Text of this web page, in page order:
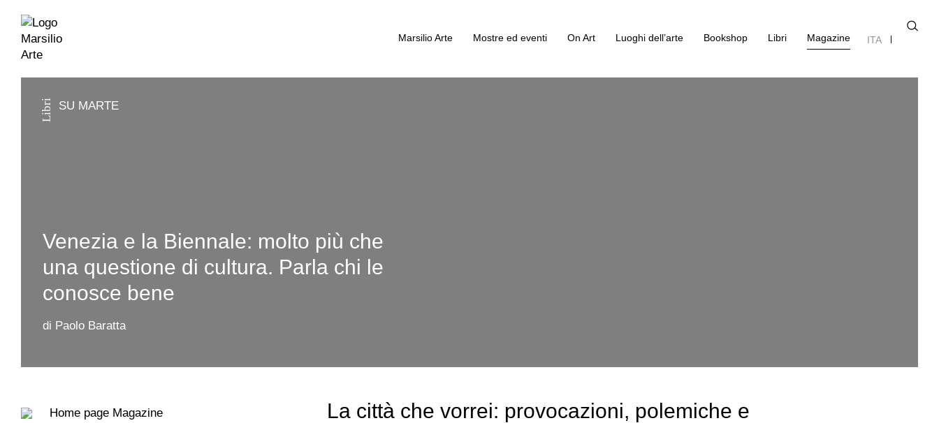
Marsilio Arte Mostre ed eventi On Art Luoghi dell’arte Bookshop Libri Magazine ITA
Libri SU MARTE
Venezia e la Biennale: molto più che
una questione di cultura. Parla chi le
conosce bene
di Paolo Baratta
Home page Magazine
La città che vorrei: provocazioni, polemiche e